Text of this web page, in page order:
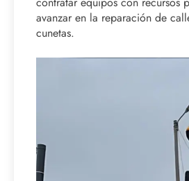
avanzar en la reparación de
cunetas.